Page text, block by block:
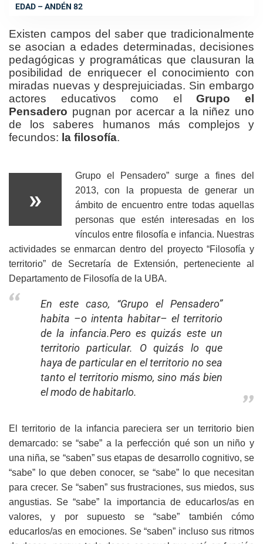
EDAD – ANDÉN 82
Existen campos del saber que tradicionalmente
se asocian a edades determinadas, decisiones
pedagógicas y programáticas que clausuran la
posibilidad de enriquecer el conocimiento con
miradas nuevas y desprejuiciadas. Sin embargo
actores educativos como elGrupo el
Pensadero pugnan por acercar a la niñez uno
de los saberes humanos más complejos y
fecundos: la filosofía.
»
Grupo el Pensadero” surge a fines del
2013, con la propuesta de generar un
ámbito de encuentro entre todas aquellas
personas que estén interesadas en los
vínculos entre filosofía e infancia. Nuestras
actividades se enmarcan dentro del proyecto “Filosofía y
territorio” de Secretaría de Extensión, perteneciente al
Departamento de Filosofía de la UBA.
En este caso, “Grupo el Pensadero”
habita –o intenta habitar– el territorio
de la infancia.Pero es quizás este un
territorio particular. O quizás lo que
haya de particular en el territorio no sea
tanto el territorio mismo, sino más bien
el modo de habitarlo.
El territorio de la infancia pareciera ser un territorio bien
demarcado: se “sabe” a la perfección qué son un niño y
una niña, se “saben” sus etapas de desarrollo cognitivo, se
“sabe” lo que deben conocer, se “sabe” lo que necesitan
para crecer. Se “saben” sus frustraciones, sus miedos, sus
angustias. Se “sabe” la importancia de educarlos/as en
valores, y por supuesto se “sabe” también cómo
educarlos/as en emociones. Se “saben” incluso sus ritmos